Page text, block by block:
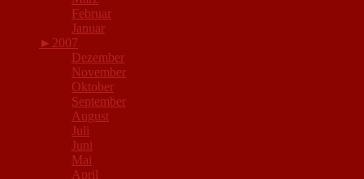
Februar
Januar
► 2007
Dezember
November
Oktober
September
August
Juli
Juni
Mai
April